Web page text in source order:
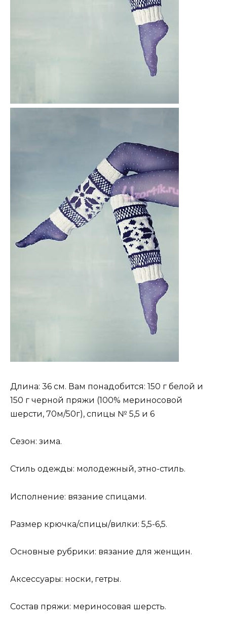
Длина: 36 см. Вам понадобится: 150 г белой и
150 г черной пряжи (100% мериносовой
шерсти, 70м/50г), спицы № 5,5 и 6
Сезон: зима.
Стиль одежды: молодежный, этно-стиль.
Исполнение: вязание спицами.
Размер крючка/спицы/вилки: 5,5-6,5.
Основные рубрики: вязание для женщин.
Аксессуары: носки, гетры.
Состав пряжи: мериносовая шерсть.